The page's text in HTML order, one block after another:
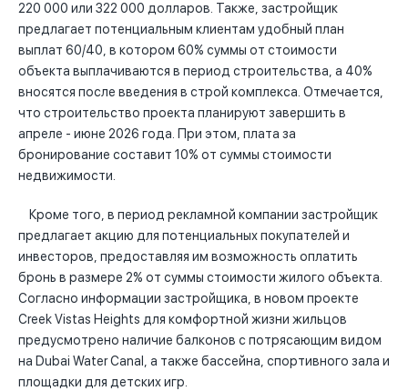
220 000 или 322 000 долларов. Также, застройщик
предлагает потенциальным клиентам удобный план
выплат 60/40, в котором 60% суммы от стоимости
объекта выплачиваются в период строительства, а 40%
вносятся после введения в строй комплекса. Отмечается,
что строительство проекта планируют завершить в
апреле - июне 2026 года. При этом, плата за
бронирование составит 10% от суммы стоимости
недвижимости.
Кроме того, в период рекламной компании застройщик
предлагает акцию для потенциальных покупателей и
инвесторов, предоставляя им возможность оплатить
бронь в размере 2% от суммы стоимости жилого объекта.
Согласно информации застройщика, в новом проекте
Creek Vistas Heights для комфортной жизни жильцов
предусмотрено наличие балконов с потрясающим видом
на Dubai Water Canal, а также бассейна, спортивного зала и
площадки для детских игр.